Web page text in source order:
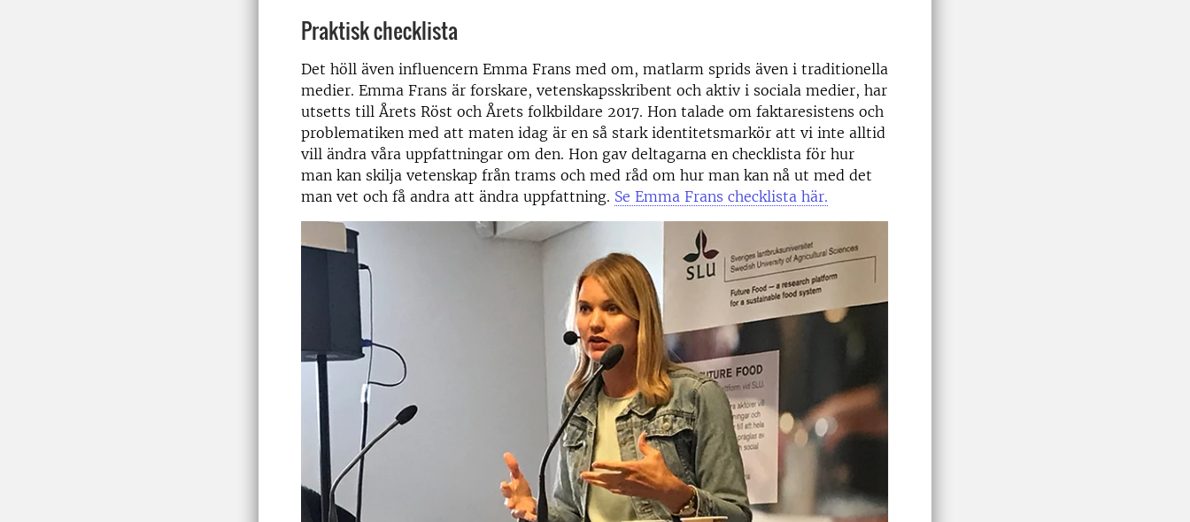
Praktisk checklista
Det höll även influencern Emma Frans med om, matlarm sprids även i traditionella
medier. Emma Frans är forskare, vetenskapsskribent och aktiv i sociala medier, har
utsetts till Årets Röst och Årets folkbildare 2017. Hon talade om faktaresistens och
problematiken med att maten idag är en så stark identitetsmarkör att vi inte alltid
vill ändra våra uppfattningar om den. Hon gav deltagarna en checklista för hur
man kan skilja vetenskap från trams och med råd om hur man kan nå ut med det
man vet och få andra att ändra uppfattning. Se Emma Frans checklista här.